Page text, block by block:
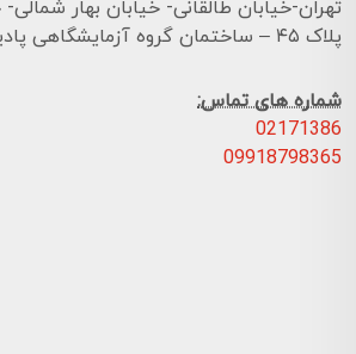
تهران-خیابان طالقانی- خیابان بهار شمالی-
پلاک ۴۵ – ساختمان گروه آزمایشگاهی پادینا ویستا
شماره های تماس:
02171386
09918798365